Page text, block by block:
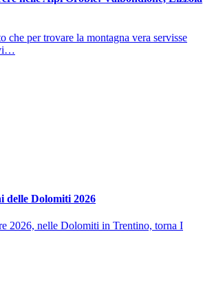
che per trovare la montagna vera servisse
delle Dolomiti 2026
2026, nelle Dolomiti in Trentino, torna I